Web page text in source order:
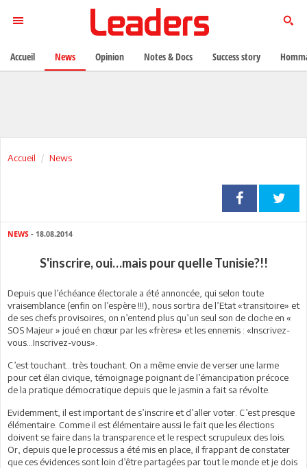
Accueil News
NEWS - 18.08.2014
S'inscrire, oui…mais pour quelle Tunisie?!!
Depuis que l’échéance électorale a été annoncée, qui selon toute
vraisemblance (enfin on l’espère !!!), nous sortira de l’Etat «transitoire» et
de ses chefs provisoires, on n’entend plus qu’un seul son de cloche en «
SOS Majeur » joué en chœur par les «frères» et les ennemis : «Inscrivez-
vous…Inscrivez-vous».
C’est touchant…très touchant. On a même envie de verser une larme
pour cet élan civique, témoignage poignant de l’émancipation précoce
de la pratique démocratique depuis que le jasmin a fait sa révolte.
Evidemment, il est important de s’inscrire et d’aller voter. C’est presque
élémentaire. Comme il est élémentaire aussi le fait que les élections
doivent se faire dans la transparence et le respect scrupuleux des lois.
Or, depuis que le processus a été mis en place, il frappant de constater
que ces évidences sont loin d’être partagées par tout le monde et je dois
Accueil News Opinion Notes & Docs Success story